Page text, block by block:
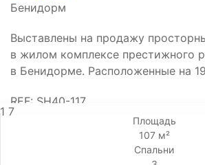
Бенидорм
Выставлены на продажу
в жилом комплексе престижного
в Бенидорме. Расположенные на
REF: SH40-117
1 7
Площадь
107 м²
Спальни